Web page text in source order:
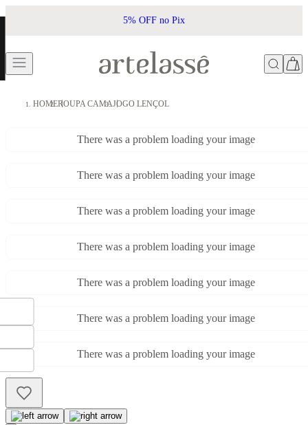
5% OFF no Pix
HOMEROUPA CAMAJOGO LENÇOL
There was a problem loading your image
There was a problem loading your image
There was a problem loading your image
There was a problem loading your image
There was a problem loading your image
There was a problem loading your image
There was a problem loading your image